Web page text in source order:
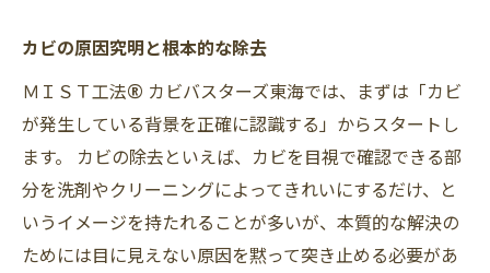
カビの原因究明と根本的な除去
ＭＩＳＴ工法® カビバスターズ東海では、まずは「カビ
が発生している背景を正確に認識する」からスタートし
ます。 カビの除去といえば、カビを目視で確認できる部
分を洗剤やクリーニングによってきれいにするだけ、と
いうイメージを持たれることが多いが、本質的な解決の
ためには目に見えない原因を黙って突き止める必要があ